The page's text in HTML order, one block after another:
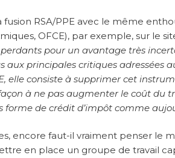
RSA/PPE avec le même
OFCE), par exemple, sur le
pour un avantage très
principales critiques adressées
elle consiste à supprimer cet
à ne pas augmenter le coût du
de crédit d’impôt comme
encore faut-il vraiment penser le
en place un groupe de travail